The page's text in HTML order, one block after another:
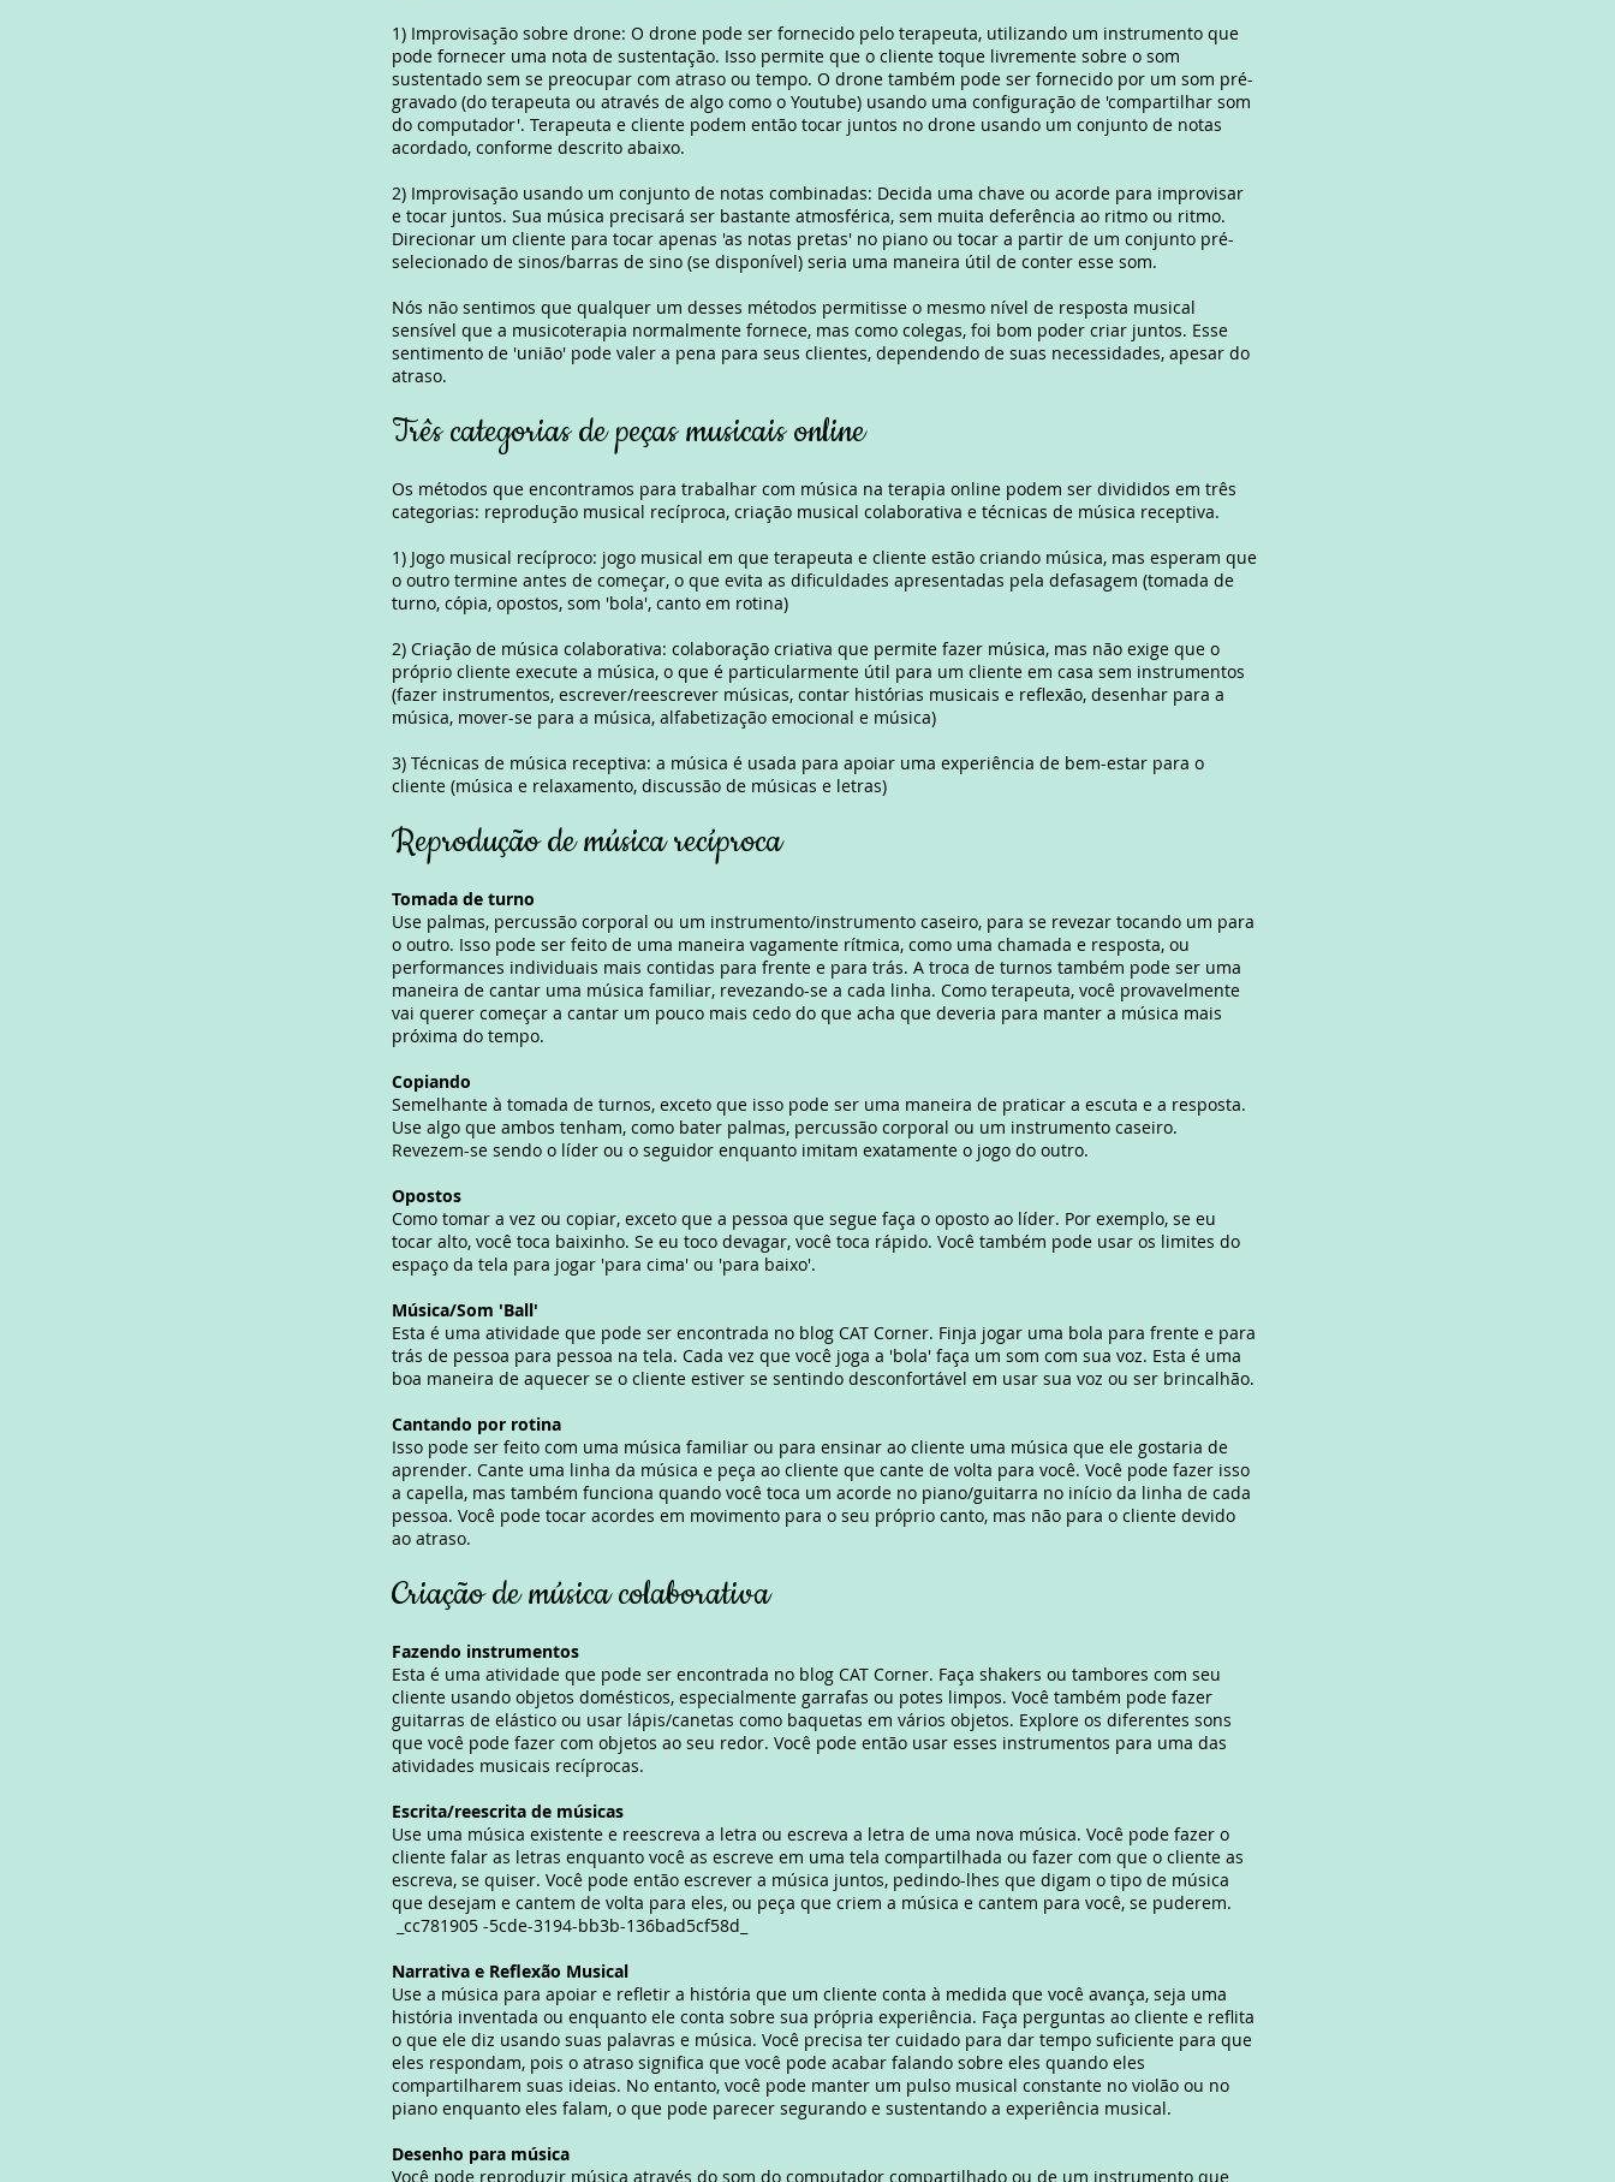
1) Improvisação sobre drone: O drone pode ser fornecido pelo terapeuta, utilizando um instrumento que
pode fornecer uma nota de sustentação. Isso permite que o cliente toque livremente sobre o som
sustentado sem se preocupar com atraso ou tempo. O drone também pode ser fornecido por um som pré-
gravado (do terapeuta ou através de algo como o Youtube) usando uma configuração de 'compartilhar som
do computador'. Terapeuta e cliente podem então tocar juntos no drone usando um conjunto de notas
acordado, conforme descrito abaixo.
2) Improvisação usando um conjunto de notas combinadas: Decida uma chave ou acorde para improvisar
e tocar juntos. Sua música precisará ser bastante atmosférica, sem muita deferência ao ritmo ou ritmo.
Direcionar um cliente para tocar apenas 'as notas pretas' no piano ou tocar a partir de um conjunto pré-
selecionado de sinos/barras de sino (se disponível) seria uma maneira útil de conter esse som.
Nós não sentimos que qualquer um desses métodos permitisse o mesmo nível de resposta musical
sensível que a musicoterapia normalmente fornece, mas como colegas, foi bom poder criar juntos. Esse
sentimento de 'união' pode valer a pena para seus clientes, dependendo de suas necessidades, apesar do
atraso.
Três categorias de peças musicais online
Os métodos que encontramos para trabalhar com música na terapia online podem ser divididos em três
categorias: reprodução musical recíproca, criação musical colaborativa e técnicas de música receptiva.
1) Jogo musical recíproco: jogo musical em que terapeuta e cliente estão criando música, mas esperam que
o outro termine antes de começar, o que evita as dificuldades apresentadas pela defasagem (tomada de
turno, cópia, opostos, som 'bola', canto em rotina)
2) Criação de música colaborativa: colaboração criativa que permite fazer música, mas não exige que o
próprio cliente execute a música, o que é particularmente útil para um cliente em casa sem instrumentos
(fazer instrumentos, escrever/reescrever músicas, contar histórias musicais e reflexão, desenhar para a
música, mover-se para a música, alfabetização emocional e música)
3) Técnicas de música receptiva: a música é usada para apoiar uma experiência de bem-estar para o
cliente (música e relaxamento, discussão de músicas e letras)
Reprodução de música recíproca
Tomada de turno
Use palmas, percussão corporal ou um instrumento/instrumento caseiro, para se revezar tocando um para
o outro. Isso pode ser feito de uma maneira vagamente rítmica, como uma chamada e resposta, ou
performances individuais mais contidas para frente e para trás. A troca de turnos também pode ser uma
maneira de cantar uma música familiar, revezando-se a cada linha. Como terapeuta, você provavelmente
vai querer começar a cantar um pouco mais cedo do que acha que deveria para manter a música mais
próxima do tempo.
Copiando
Semelhante à tomada de turnos, exceto que isso pode ser uma maneira de praticar a escuta e a resposta.
Use algo que ambos tenham, como bater palmas, percussão corporal ou um instrumento caseiro.
Revezem-se sendo o líder ou o seguidor enquanto imitam exatamente o jogo do outro.
Opostos
Como tomar a vez ou copiar, exceto que a pessoa que segue faça o oposto ao líder. Por exemplo, se eu
tocar alto, você toca baixinho. Se eu toco devagar, você toca rápido. Você também pode usar os limites do
espaço da tela para jogar 'para cima' ou 'para baixo'.
Música/Som 'Ball'
Esta é uma atividade que pode ser encontrada no blog CAT Corner. Finja jogar uma bola para frente e para
trás de pessoa para pessoa na tela. Cada vez que você joga a 'bola' faça um som com sua voz. Esta é uma
boa maneira de aquecer se o cliente estiver se sentindo desconfortável em usar sua voz ou ser brincalhão.
Cantando por rotina
Isso pode ser feito com uma música familiar ou para ensinar ao cliente uma música que ele gostaria de
aprender. Cante uma linha da música e peça ao cliente que cante de volta para você. Você pode fazer isso
a capella, mas também funciona quando você toca um acorde no piano/guitarra no início da linha de cada
pessoa. Você pode tocar acordes em movimento para o seu próprio canto, mas não para o cliente devido
ao atraso.
Criação de música colaborativa
Fazendo instrumentos
Esta é uma atividade que pode ser encontrada no blog CAT Corner. Faça shakers ou tambores com seu
cliente usando objetos domésticos, especialmente garrafas ou potes limpos. Você também pode fazer
guitarras de elástico ou usar lápis/canetas como baquetas em vários objetos. Explore os diferentes sons
que você pode fazer com objetos ao seu redor. Você pode então usar esses instrumentos para uma das
atividades musicais recíprocas.
Escrita/reescrita de músicas
Use uma música existente e reescreva a letra ou escreva a letra de uma nova música. Você pode fazer o
cliente falar as letras enquanto você as escreve em uma tela compartilhada ou fazer com que o cliente as
escreva, se quiser. Você pode então escrever a música juntos, pedindo-lhes que digam o tipo de música
que desejam e cantem de volta para eles, ou peça que criem a música e cantem para você, se puderem.
_cc781905 -5cde-3194-bb3b-136bad5cf58d_
Narrativa e Reflexão Musical
Use a música para apoiar e refletir a história que um cliente conta à medida que você avança, seja uma
história inventada ou enquanto ele conta sobre sua própria experiência. Faça perguntas ao cliente e reflita
o que ele diz usando suas palavras e música. Você precisa ter cuidado para dar tempo suficiente para que
eles respondam, pois o atraso significa que você pode acabar falando sobre eles quando eles
compartilharem suas ideias. No entanto, você pode manter um pulso musical constante no violão ou no
piano enquanto eles falam, o que pode parecer segurando e sustentando a experiência musical.
Desenho para música
Você pode reproduzir música através do som do computador compartilhado ou de um instrumento que